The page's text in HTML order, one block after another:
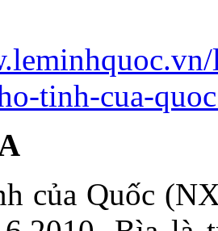
tinh-cua-
của Quốc